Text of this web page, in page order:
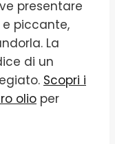
presentare
piccante,
La
di un
Scopri i
olio per